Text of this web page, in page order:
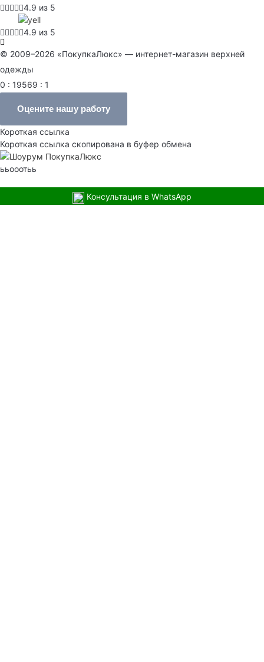
4.9 из 5
4.9 из 5
© 2009–2026 «ПокупкаЛюкс» — интернет-магазин верхней
одежды
0 : 19569 : 1
Оцените нашу работу
Короткая ссылка
Короткая ссылка скопирована в буфер обмена
ььооотьь
Консультация в WhatsApp